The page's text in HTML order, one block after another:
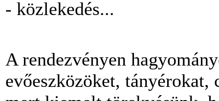
- közlekedés...
A rendezvényen
evőeszközöket, tányérokat,